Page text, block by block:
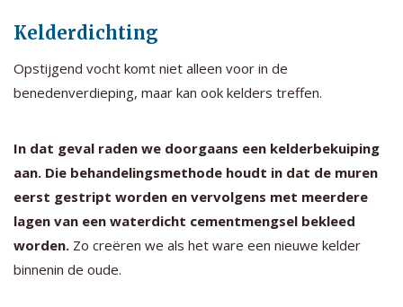
Kelderdichting
Opstijgend vocht komt niet alleen voor in de
benedenverdieping, maar kan ook kelders treffen.
In dat geval raden we doorgaans een kelderbekuiping
aan. Die behandelingsmethode houdt in dat de muren
eerst gestript worden en vervolgens met meerdere
lagen van een waterdicht cementmengsel bekleed
worden. Zo creëren we als het ware een nieuwe kelder
binnenin de oude.